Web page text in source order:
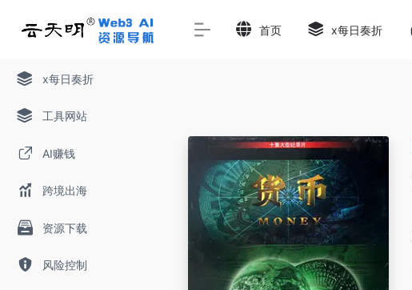
x每日奏折
工具网站
AI赚钱
跨境出海
资源下载
风险控制
首页 x每日奏折